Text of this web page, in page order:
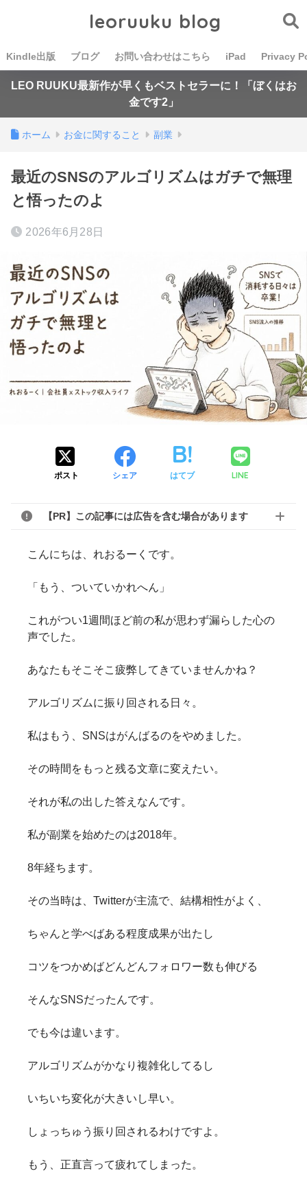
leoruuku blog
Kindle出版 ブログ お問い合わせはこちら iPad Privacy
LEO RUUKU最新作が早くもベストセラーに！「ぼくはお
金です2」
ホーム お金に関すること 副業
最近のSNSのアルゴリズムはガチで無理
と悟ったのよ
2026年6月28日
ポスト シェア はてブ LINE
【PR】この記事には広告を含む場合があります
こんにちは、れおるーくです。
「もう、ついていかれへん」
これがつい1週間ほど前の私が思わず漏らした心の
声でした。
あなたもそこそこ疲弊してきていませんかね？
アルゴリズムに振り回される日々。
私はもう、SNSはがんばるのをやめました。
その時間をもっと残る文章に変えたい。
それが私の出した答えなんです。
私が副業を始めたのは2018年。
8年経ちます。
その当時は、Twitterが主流で、結構相性がよく、
ちゃんと学べばある程度成果が出たし
コツをつかめばどんどんフォロワー数も伸びる
そんなSNSだったんです。
でも今は違います。
アルゴリズムがかなり複雑化してるし
いちいち変化が大きいし早い。
しょっちゅう振り回されるわけですよ。
もう、正直言って疲れてしまった。